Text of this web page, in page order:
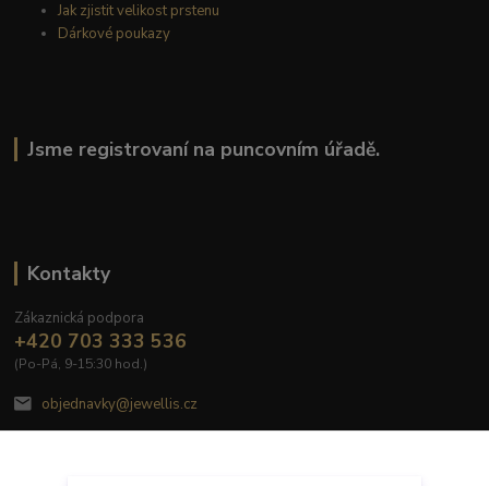
Jak zjistit velikost prstenu
Dárkové poukazy
Jsme registrovaní na puncovním úřadě.
Kontakty
Zákaznická podpora
+420 703 333 536
(Po-Pá, 9-15:30 hod.)
objednavky@jewellis.cz